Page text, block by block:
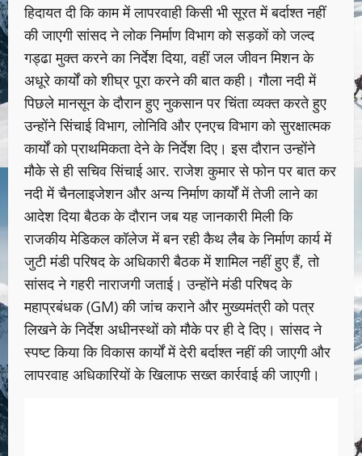
हिदायत दी कि काम में लापरवाही किसी भी सूरत में बर्दाश्त नहीं
की जाएगी सांसद ने लोक निर्माण विभाग को सड़कों को जल्द
गड्ढा मुक्त करने का निर्देश दिया, वहीं जल जीवन मिशन के
अधूरे कार्यों को शीघ्र पूरा करने की बात कही। गौला नदी में
पिछले मानसून के दौरान हुए नुकसान पर चिंता व्यक्त करते हुए
उन्होंने सिंचाई विभाग, लोनिवि और एनएच विभाग को सुरक्षात्मक
कार्यों को प्राथमिकता देने के निर्देश दिए। इस दौरान उन्होंने
मौके से ही सचिव सिंचाई आर. राजेश कुमार से फोन पर बात कर
नदी में चैनलाइजेशन और अन्य निर्माण कार्यों में तेजी लाने का
आदेश दिया बैठक के दौरान जब यह जानकारी मिली कि
राजकीय मेडिकल कॉलेज में बन रही कैथ लैब के निर्माण कार्य में
जुटी मंडी परिषद के अधिकारी बैठक में शामिल नहीं हुए हैं, तो
सांसद ने गहरी नाराजगी जताई। उन्होंने मंडी परिषद के
महाप्रबंधक (GM) की जांच कराने और मुख्यमंत्री को पत्र
लिखने के निर्देश अधीनस्थों को मौके पर ही दे दिए। सांसद ने
स्पष्ट किया कि विकास कार्यों में देरी बर्दाश्त नहीं की जाएगी और
लापरवाह अधिकारियों के खिलाफ सख्त कार्रवाई की जाएगी।